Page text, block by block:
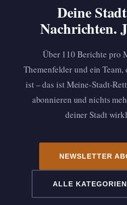
Deine
Nachrichten.
Über 110 Berichte pro
Themenfelder und ein
ist – das ist Meine-Stadt-
abonnieren und nichts
deiner Stadt
NEWSLETTER
ALLE